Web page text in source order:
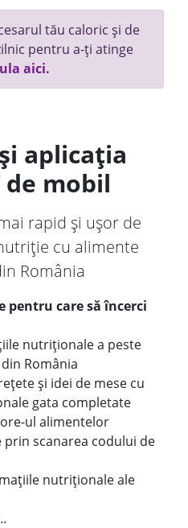
tău caloric și de
pentru a-ți atinge
aici.
aplicația
mobil
rapid și ușor de
cu alimente
România
pentru care să încerci
nutriționale a peste
România
și idei de mese cu
gata completate
ul alimentelor
scanarea codului de
nutriționale ale